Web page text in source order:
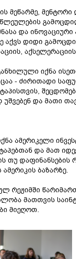
მეწარმე,
და
აქვს დიდი
იქნა
- ძირითადი
უშვებენ და მათი
ამერიკელი
და მათ
თუ დაფინანსების
ბაზარზე.
რეჟიმში
მათთვის
მიეღოთ.